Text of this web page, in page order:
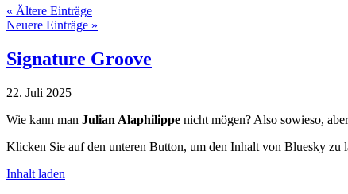
« Ältere Einträge
Neuere Einträge »
Signature Groove
22. Juli 2025
Wie kann man Julian Alaphilippe nicht mögen? Also sowieso,
Klicken Sie auf den unteren Button, um den Inhalt von Bluesky zu
Inhalt laden